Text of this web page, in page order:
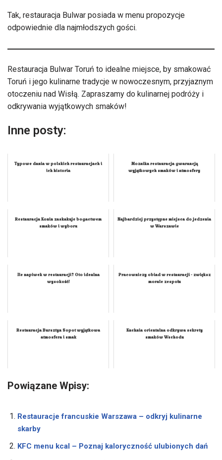
Tak, restauracja Bulwar posiada w menu propozycje
odpowiednie dla najmłodszych gości.
Restauracja Bulwar Toruń to idealne miejsce, by smakować
Toruń i jego kulinarne tradycje w nowoczesnym, przyjaznym
otoczeniu nad Wisłą. Zapraszamy do kulinarnej podróży i
odkrywania wyjątkowych smaków!
Inne posty:
Typowe dania w polskich restauracjach i
ich historia
Mozaika restauracja gwarancją
wyjątkowych smaków i atmosfery
Restauracja Konin zaskakuje bogactwem
smaków i wyboru
Najbardziej przystępne miejsca do jedzenia
w Warszawie
Ile napiwek w restauracji? Oto idealna
wysokość!
Pracowniczy obiad w restauracji - zwiększ
morale zespołu
Restauracja Bursztyn Sopot wyjątkowa
atmosfera i smak
Kuchnia orientalna odkrywa sekrety
smaków Wschodu
Powiązane Wpisy:
Restauracje francuskie Warszawa – odkryj kulinarne
skarby
KFC menu kcal – Poznaj kaloryczność ulubionych dań